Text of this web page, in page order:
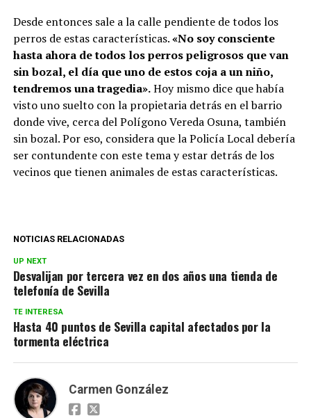
Desde entonces sale a la calle pendiente de todos los
perros de estas características.«No soy consciente
hasta ahora de todos los perros peligrosos que van
sin bozal, el día que uno de estos coja a un niño,
tendremos una tragedia».Hoy mismo dice que había
visto uno suelto con la propietaria detrás en el barrio
donde vive, cerca del Polígono Vereda Osuna, también
sin bozal. Por eso, considera que la Policía Local debería
ser contundente con este tema y estar detrás de los
vecinos que tienen animales de estas características.
NOTICIAS RELACIONADAS
UP NEXT
Desvalijan por tercera vez en dos años una tienda de
telefonía de Sevilla
TE INTERESA
Hasta 40 puntos de Sevilla capital afectados por la
tormenta eléctrica
Carmen González